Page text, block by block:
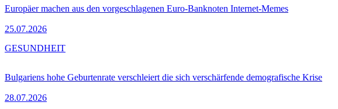
Europäer machen aus den vorgeschlagenen Euro-Banknoten Internet-Memes
25.07.2026
Bulgariens hohe Geburtenrate verschleiert die sich verschärfende demografische Krise
28.07.2026
GESUNDHEIT